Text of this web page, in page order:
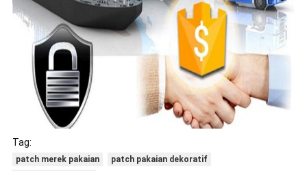
Tag:
patch merek pakaian
patch pakaian dekoratif